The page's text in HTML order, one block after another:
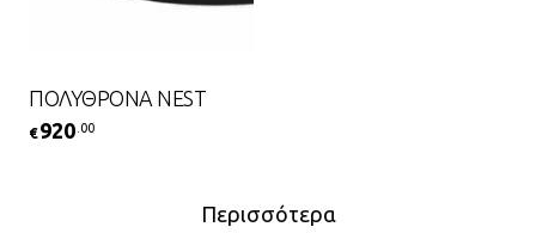
ΠΟΛΥΘΡΟΝΑ NEST
€ 920 .00
Περισσότερα